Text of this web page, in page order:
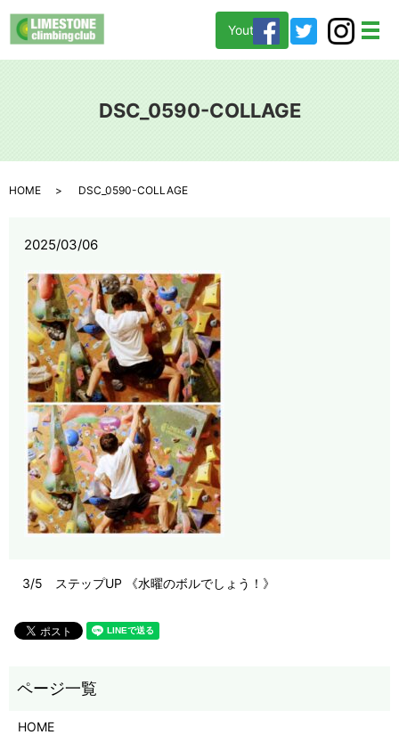
メ
Youtube
DSC_0590-COLLAGE
HOME DSC_0590-COLLAGE
2025/03/06
3/5 ステップUP 《水曜のボルでしょう！》
HOME